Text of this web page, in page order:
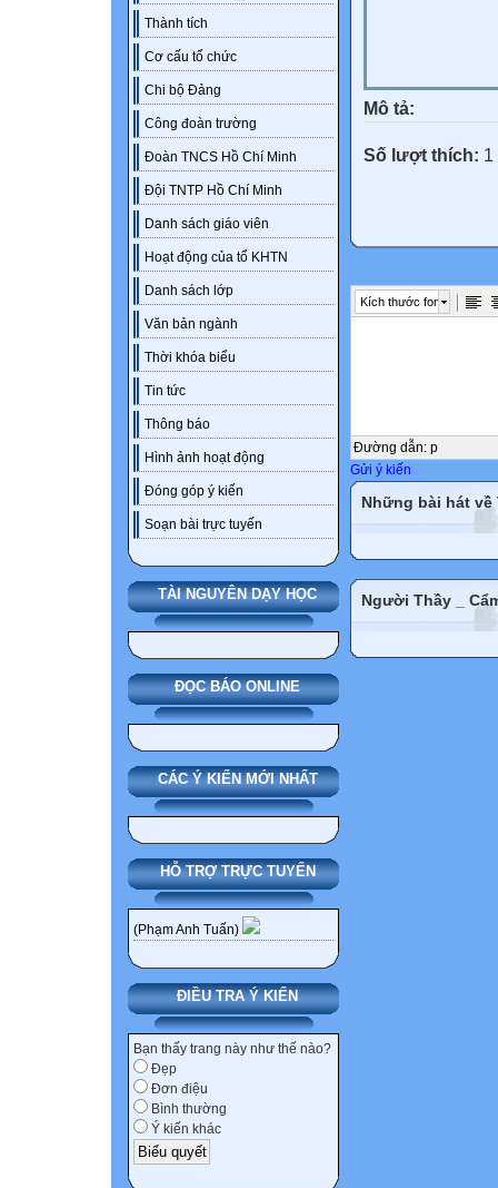
Thành tích
Cơ cấu tổ chức
Chi bộ Đảng
Công đoàn trường
Đoàn TNCS Hồ Chí Minh
Đội TNTP Hồ Chí Minh
Danh sách giáo viên
Hoạt động của tổ KHTN
Danh sách lớp
Văn bản ngành
Thời khóa biểu
Tin tức
Thông báo
Hình ảnh hoạt động
Đóng góp ý kiến
Soạn bài trực tuyến
TÀI NGUYÊN DẠY HỌC
ĐỌC BÁO ONLINE
CÁC Ý KIẾN MỚI NHẤT
HỖ TRỢ TRỰC TUYẾN
(Phạm Anh Tuấn)
ĐIỀU TRA Ý KIẾN
Bạn thấy trang này như thế nào?
Đẹp
Đơn điệu
Bình thường
Ý kiến khác
Mô tả:
Số lượt thích: 1
Kích thước font
Đường dẫn: p
Gửi ý kiến
Những bài hát
Người Thầy _